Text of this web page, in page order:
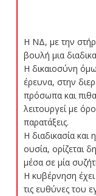
Η ΝΔ, με την
βουλή μια
Η δικαιοσύνη
έρευνα, στην
πρόσωπα και
λειτουργεί με
παρατάξεις.
Η διαδικασία και
ουσία, ορίζεται
μέσα σε μία
Η κυβέρνηση έχει
τις ευθύνες του